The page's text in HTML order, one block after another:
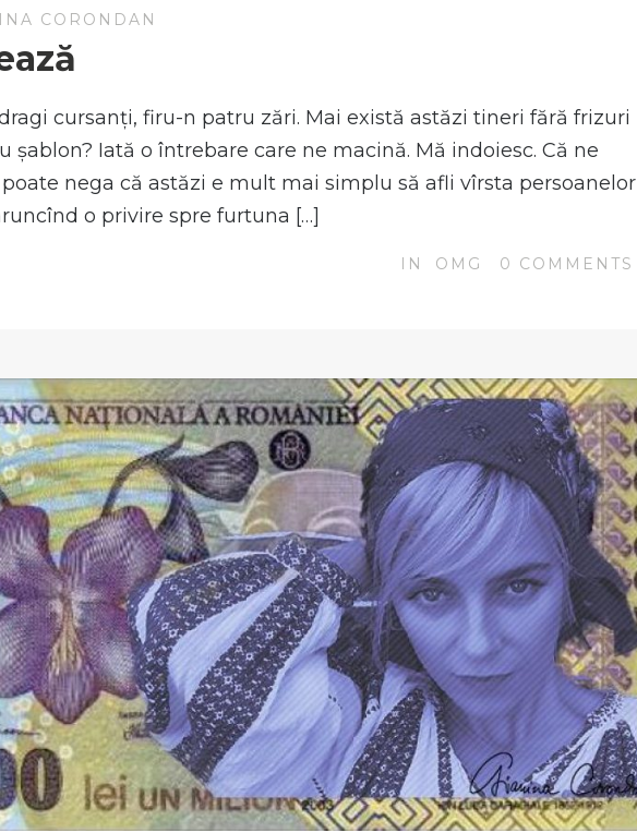
CORONDAN
cursanți, firu-n patru zări. Mai există astăzi tineri fără frizuri
șablon? Iată o întrebare care ne macină. Mă indoiesc. Că ne
nega că astăzi e mult mai simplu să afli vîrsta persoanelor
o privire spre furtuna […]
IN OMG 0 COMMENTS